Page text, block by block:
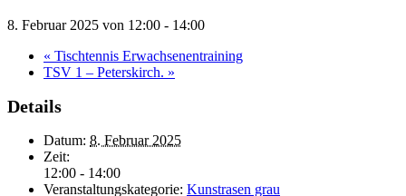
8. Februar 2025 von 12:00 - 14:00
« Tischtennis Erwachsenentraining
TSV 1 – Peterskirch. »
Details
Datum: 8. Februar 2025
Zeit:
12:00 - 14:00
Veranstaltungskategorie: Kunstrasen grau